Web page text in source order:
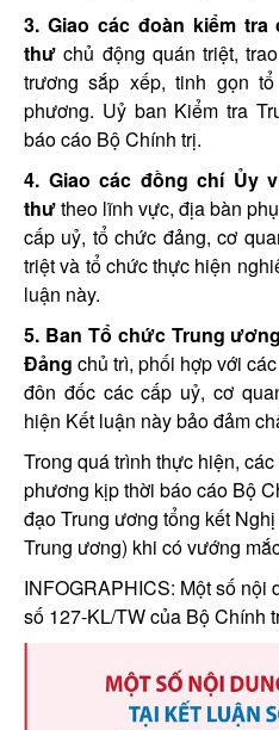
3. Giao các đoàn kiểm
thưchủ động quán triệt,
trương sắp xếp, tinh gọn
phương. Uỷ ban Kiểm tra
báo cáo Bộ Chính trị.
4. Giao các đồng chí Ủy
thưtheo lĩnh vực, địa bàn
cấp uỷ, tổ chức đảng, cơ
triệt và tổ chức thực hiện
luận này.
5. Ban Tổ chức Trung
Đảng chủ trì, phối hợp với
đôn đốc các cấp uỷ, cơ
hiện Kết luận này bảo đảm
Trong quá trình thực hiện,
phương kịp thời báo cáo Bộ
đạo Trung ương tổng kết
Trung ương) khi có vướng
INFOGRAPHICS: Một số nội
số 127-KL/TW của Bộ Chính